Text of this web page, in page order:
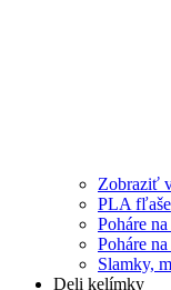
Zobraziť
PLA fľaše
Poháre
Poháre
Slamky,
Deli kelímky